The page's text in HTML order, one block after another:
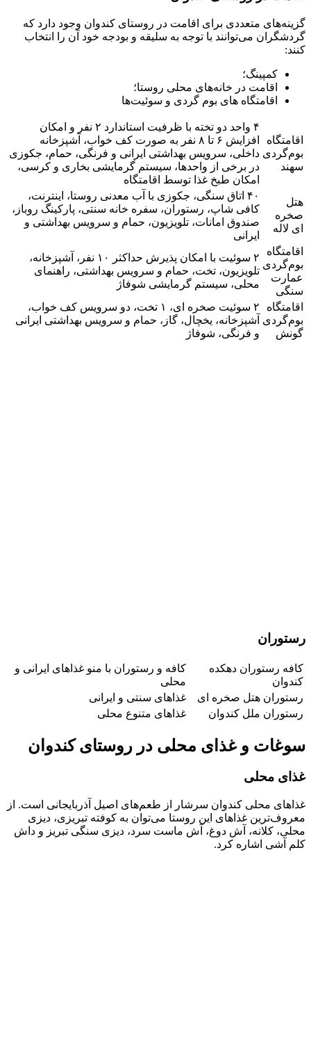
گزینه‌های متعددی برای اقامت در روستای کندوان وجود دارد که
گردشگران می‌توانند با توجه به سلیقه و بودجه خود آن را انتخاب
کنند:
کمپینگ؛
اقامت در خانه‌های محلی روستا؛
اقامتگاه‌ های بوم‌ گردی و سوئیت‌ها
اقامتگاه
بوم‌گردی
سهند
۴ واحد دو تخته با ظرفیت استاندارد ۲ نفر و امکان
افزایش ۶ تا ۸ نفر به صورت کف خواب، آشپزخانه
داخلی، سرویس بهداشتی ایرانی و فرنگی، حمام، جکوزی
در برخی از واحدها، سیستم گرمایشی بخاری و کرسی،
امکان طبخ غذا توسط اقامتگاه
هتل
صخره
ای لاله
۴۰ اتاق سنگی، جکوزی با آب معدنی روستا، اینترنت،
کافی شاپ، رستوران، سفره خانه سنتی، پارکینگ روباز،
صندوق امانات، تلویزیون، حمام و سرویس بهداشتی و
ایرانی
اقامتگاه
بوم‎‌گردی
عمارت
سنگی
۲ سوئیت با امکان پذیرش حداکثر ۱۰ نفر، آشپزخانه،
تلویزیون، تخت، حمام و سرویس بهداشتی، راهنمای
محلی، سیستم گرمایشی شوفاژ
اقامتگاه
بوم‌گردی
گونش
۲ سوئیت صخره ای، ۱ تخت، دو سرویس کف خواب،
آشپزخانه، یخچال، گاز، حمام و سرویس بهداشتی ایرانی
و فرنگی، شوفاژ
رستوران
کافه رستوران دهکده
کندوان
کافه و رستوران با منو غذاهای ایرانی و
محلی
رستوران هتل صخره ای
غذاهای سنتی و ایرانی
رستوران ملل کندوان
غذاهای متنوع محلی
سوغات و غذای محلی در روستای کندوان
غذای محلی
غذاهای محلی کندوان سرشار از طعم‌های اصیل آذربایجانی است. از
معروف‌ترین غذاهای این روستا می‌توان به کوفته تبریزی، دیزی
محلی، کلانه، آش دوغ، آش ماست سرد، دیزی سنگی تبریز و داش
کلم آشی اشاره کرد.